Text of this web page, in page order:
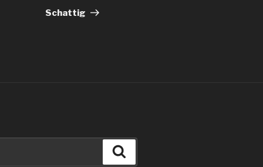
Beitrag
Schattig